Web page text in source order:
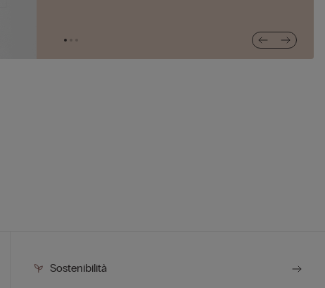
Sostenibilità